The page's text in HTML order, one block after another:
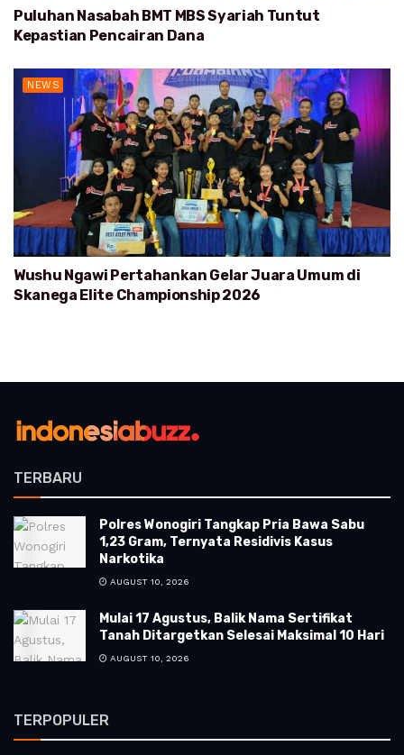
Puluhan Nasabah BMT MBS Syariah Tuntut
Kepastian Pencairan Dana
NEWS
Wushu Ngawi Pertahankan Gelar Juara Umum di
Skanega Elite Championship 2026
TERBARU
Polres Wonogiri Tangkap Pria Bawa Sabu
1,23 Gram, Ternyata Residivis Kasus
Narkotika
AUGUST 10, 2026
Mulai 17 Agustus, Balik Nama Sertifikat
Tanah Ditargetkan Selesai Maksimal 10 Hari
AUGUST 10, 2026
TERPOPULER